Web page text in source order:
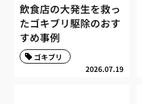
飲食店の大発生を救っ
たゴキブリ駆除のおす
すめ事例
2026.07.19
ゴキブリ